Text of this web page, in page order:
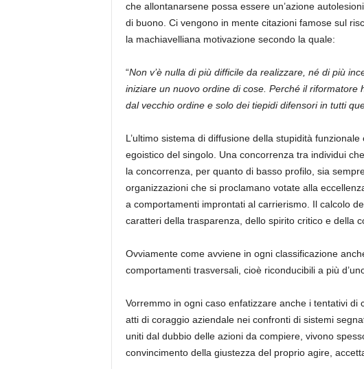
che allontanarsene possa essere un’azione
di buono. Ci vengono in mente citazioni famose sul
la machiavelliana motivazione secondo la quale:
“Non v’è nulla di più difficile da realizzare, né di più
iniziare un nuovo ordine di cose. Perché il
dal vecchio ordine e solo dei tiepidi difensori in tutti
L’ultimo sistema di diffusione della stupidità funzionale
egoistico del singolo. Una concorrenza tra individui
la concorrenza, per quanto di basso profilo, sia
organizzazioni che si proclamano votate alla
a comportamenti improntati al carrierismo. Il calcolo
caratteri della trasparenza, dello spirito critico e della
Ovviamente come avviene in ogni classificazione
comportamenti trasversali, cioè riconducibili a più
Vorremmo in ogni caso enfatizzare anche i tentativi
atti di coraggio aziendale nei confronti di sistemi
uniti dal dubbio delle azioni da compiere, vivono
convincimento della giustezza del proprio agire,